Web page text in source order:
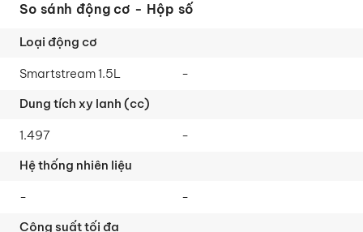
So sánh động cơ - Hộp số
Smartstream 1.5L -
1.497 -
- -